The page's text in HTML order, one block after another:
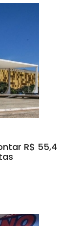
R$ 55,4